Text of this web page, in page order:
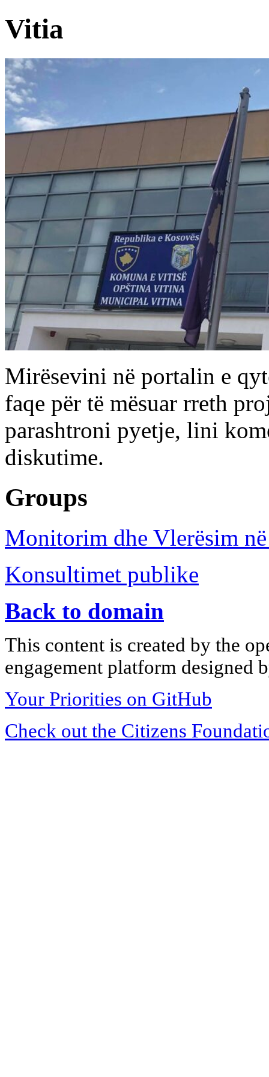
Vitia
Mirësevini në portalin e
faqe për të mësuar rreth
parashtroni pyetje, lini
diskutime.
Groups
Monitorim dhe Vlerësim
Konsultimet publike
Back to domain
This content is created by the
engagement platform designed
Your Priorities on GitHub
Check out the Citizens